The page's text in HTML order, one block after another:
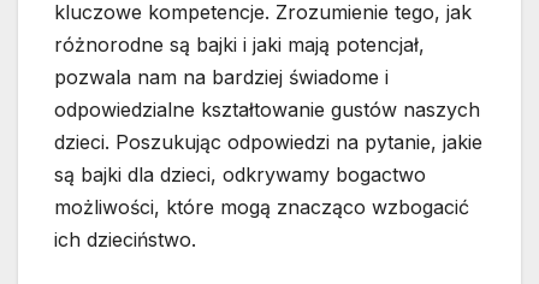
kluczowe kompetencje. Zrozumienie tego, jak
różnorodne są bajki i jaki mają potencjał,
pozwala nam na bardziej świadome i
odpowiedzialne kształtowanie gustów naszych
dzieci. Poszukując odpowiedzi na pytanie, jakie
są bajki dla dzieci, odkrywamy bogactwo
możliwości, które mogą znacząco wzbogacić
ich dzieciństwo.